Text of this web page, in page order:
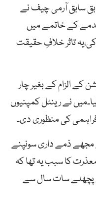
سابق آرمی چیف نے
8ارب کے مقدمے کے خاتمے میں
تاثر خلافِ حقیقت
کے الزام کے بغیر چار
نے رینٹل کمپنیوں
کی منظوری دی۔
مجھے ذمے داری سونپنے
کا سبب یہ تھا کہ
سات سال سے